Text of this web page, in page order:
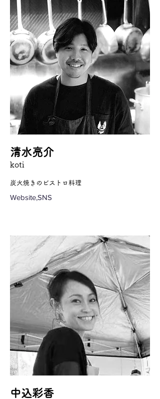
清水亮介
koti
炭火焼きのビストロ料理
Website,SNS
中込彩香